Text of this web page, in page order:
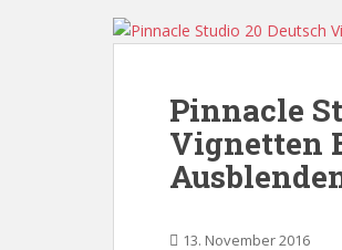
Pinnacle
Vignetten
13. November 2016